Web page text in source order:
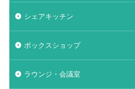
シェアキッチン
ボックスショップ
ラウンジ・会議室